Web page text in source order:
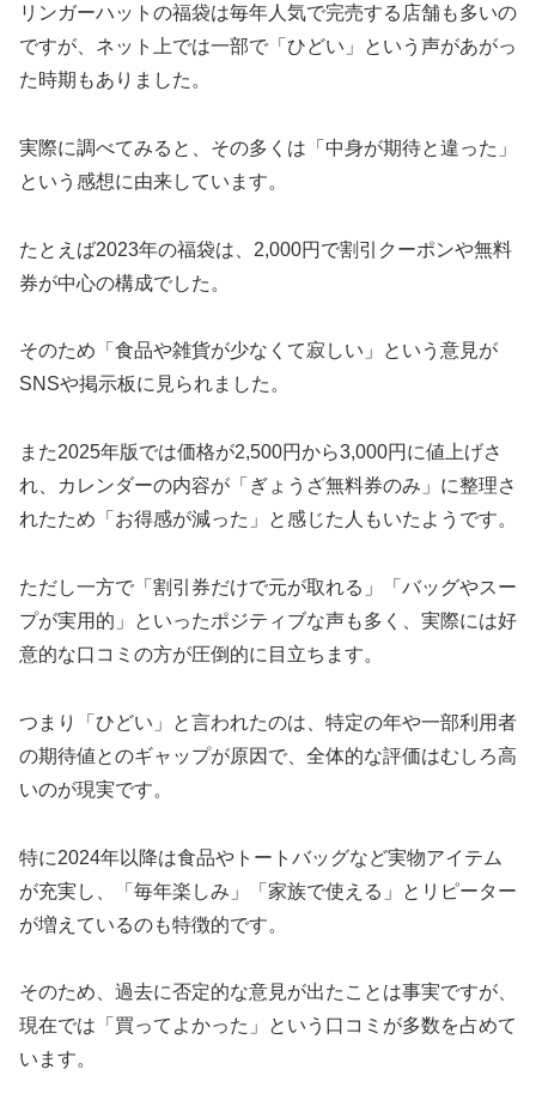
リンガーハットの福袋は毎年人気で完売する店舗も多いの
ですが、ネット上では一部で「ひどい」という声があがっ
た時期もありました。
実際に調べてみると、その多くは「中身が期待と違った」
という感想に由来しています。
たとえば2023年の福袋は、2,000円で割引クーポンや無料
券が中心の構成でした。
そのため「食品や雑貨が少なくて寂しい」という意見が
SNSや掲示板に見られました。
また2025年版では価格が2,500円から3,000円に値上げさ
れ、カレンダーの内容が「ぎょうざ無料券のみ」に整理さ
れたため「お得感が減った」と感じた人もいたようです。
ただし一方で「割引券だけで元が取れる」「バッグやスー
プが実用的」といったポジティブな声も多く、実際には好
意的な口コミの方が圧倒的に目立ちます。
つまり「ひどい」と言われたのは、特定の年や一部利用者
の期待値とのギャップが原因で、全体的な評価はむしろ高
いのが現実です。
特に2024年以降は食品やトートバッグなど実物アイテム
が充実し、「毎年楽しみ」「家族で使える」とリピーター
が増えているのも特徴的です。
そのため、過去に否定的な意見が出たことは事実ですが、
現在では「買ってよかった」という口コミが多数を占めて
います。